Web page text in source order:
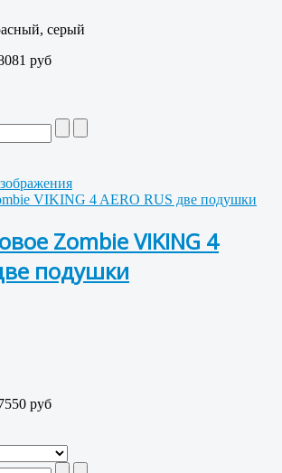
серый
руб
VIKING 4 AERO RUS две подушки
Zombie VIKING 4
подушки
руб